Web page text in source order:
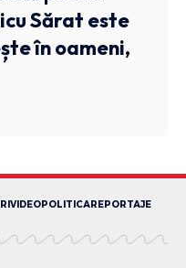
Sărat este
în oameni,
VIDEOPOLITICAREPORTAJE